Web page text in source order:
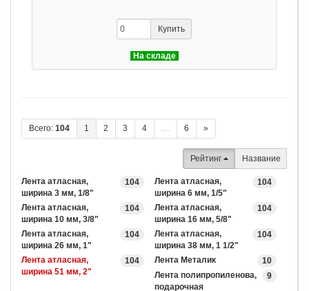
Купить
На складе
Всего: 104 1 2 3 4 … 6 »
Рейтинг Название
104
Лента атласная,
ширина 3 мм, 1/8"
104
Лента атласная,
ширина 6 мм, 1/5"
104
Лента атласная,
ширина 10 мм, 3/8"
104
Лента атласная,
ширина 16 мм, 5/8"
104
Лента атласная,
ширина 26 мм, 1"
104
Лента атласная,
ширина 38 мм, 1 1/2"
104
Лента атласная,
ширина 51 мм, 2"
10
Лента Металик
9
Лента полипропиленова,
подарочная